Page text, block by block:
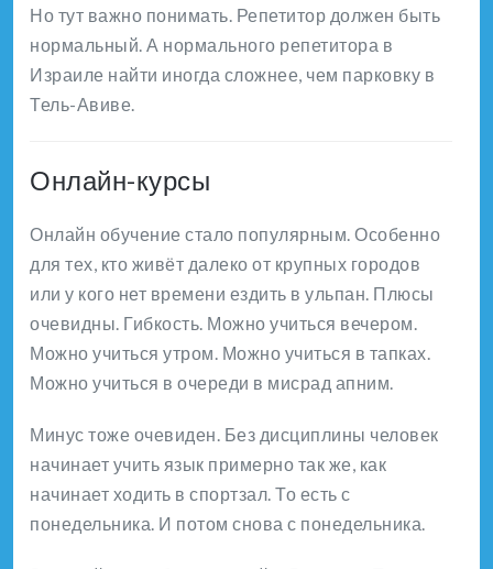
Но тут важно понимать. Репетитор должен быть
нормальный. А нормального репетитора в
Израиле найти иногда сложнее, чем парковку в
Тель-Авиве.
Онлайн-курсы
Онлайн обучение стало популярным. Особенно
для тех, кто живёт далеко от крупных городов
или у кого нет времени ездить в ульпан. Плюсы
очевидны. Гибкость. Можно учиться вечером.
Можно учиться утром. Можно учиться в тапках.
Можно учиться в очереди в мисрад апним.
Минус тоже очевиден. Без дисциплины человек
начинает учить язык примерно так же, как
начинает ходить в спортзал. То есть с
понедельника. И потом снова с понедельника.